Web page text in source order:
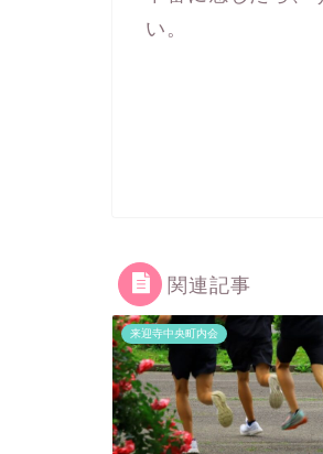
い。
関連記事
来迎寺中央町内会